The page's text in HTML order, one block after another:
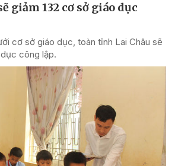
giảm 132 cơ sở giáo dục
cơ sở giáo dục, toàn tỉnh Lai Châu sẽ
công lập.